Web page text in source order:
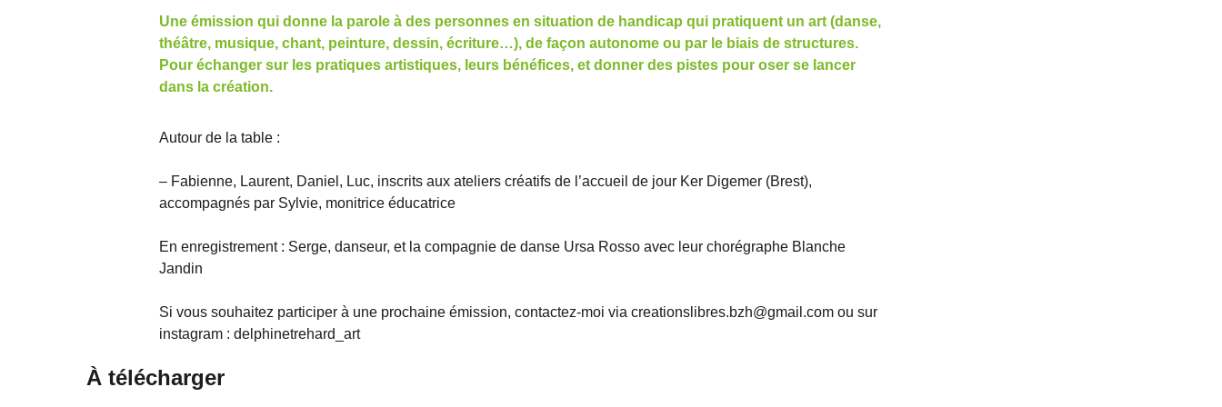
Une émission qui donne la parole à des personnes en situation de handicap qui pratiquent un art (danse,
théâtre, musique, chant, peinture, dessin, écriture…), de façon autonome ou par le biais de structures.
Pour échanger sur les pratiques artistiques, leurs bénéfices, et donner des pistes pour oser se lancer
dans la création.
Autour de la table :
– Fabienne, Laurent, Daniel, Luc, inscrits aux ateliers créatifs de l’accueil de jour Ker Digemer (Brest),
accompagnés par Sylvie, monitrice éducatrice
En enregistrement : Serge, danseur, et la compagnie de danse Ursa Rosso avec leur chorégraphe Blanche
Jandin
Si vous souhaitez participer à une prochaine émission, contactez-moi via creationslibres.bzh@gmail.com ou sur
instagram : delphinetrehard_art
À télécharger